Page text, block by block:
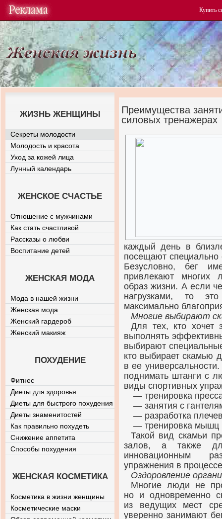
Купить
Преимущества
силовых тренажерах
каждый день в
посещают
Безусловно, бег
привлекают многих
образ жизни. А если
нагрузками, то
максимально
Многие выбирают
Для тех, кто хочет
выполнять
выбирают
кто выбирает скамью
в ее
поднимать штанги с
виды спортивных
— тренировка
— занятия с
— разработка
— тренировка мышц
Такой вид скамьи
залов, а также
инновационным
упражнения в
Оздоровление
Многие люди не
но и одновременно
из ведущих мест
уверенно занимают
ЖИЗНЬ ЖЕНЩИНЫ
Секреты молодости
Молодость и красота
Уход за кожей лица
Лунный календарь
ЖЕНСКОЕ СЧАСТЬЕ
Отношение с мужчинами
Как стать счастливой
Рассказы о любви
Воспитание детей
ЖЕНСКАЯ МОДА
Мода в нашей жизни
Женская мода
Женский гардероб
Женский макияж
ПОХУДЕНИЕ
Фитнес
Диеты для здоровья
Диеты для быстрого похудения
Диеты знаменитостей
Как правильно похудеть
Снижение аппетита
Способы похудения
ЖЕНСКАЯ КОСМЕТИКА
Косметика в жизни женщины
Косметические маски